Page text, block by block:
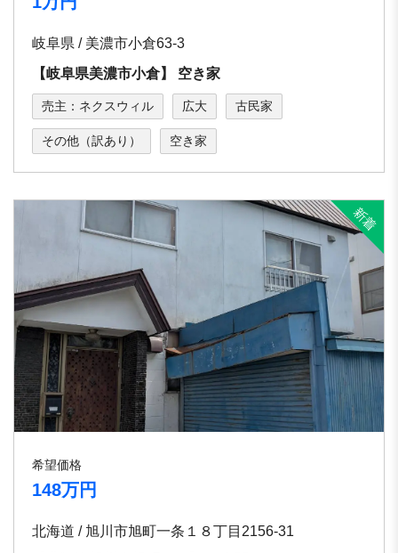
岐阜県 / 美濃市小倉63-3
【岐⾩県美濃市⼩倉】 空き家
売主：ネクスウィル 広大 古民家
その他（訳あり） 空き家
希望価格
148万円
北海道 / 旭川市旭町⼀条１８丁⽬2156-31